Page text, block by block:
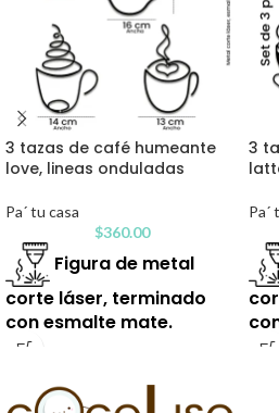
3 tazas de café humeante
love, lineas onduladas
Pa´ tu casa
$360.00
Figura de metal
corte láser, terminado
con esmalte mate.
días aproximadamente,
verifica disponibilidad vía
3
Pa´